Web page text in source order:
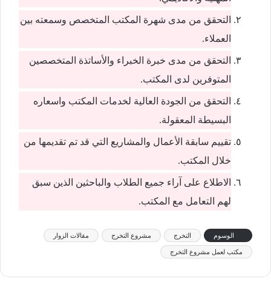
التحقق من مدى شهرة المكتب المتخصص وسمعته بين
العملاء.
التحقق من مدى خبرة الخبراء والأساتذة المتخصصين
المتوفرين لدى المكتب.
التحقق من الجودة العالية لخدمات المكتب واسعاره
البسيطة المعقولة.
تقييم سابقة الأعمال والمشاريع التي قد تم تقديمها من
خلال المكتب.
الاطلاع على آراء جميع الطلاب والباحثين الذين سبق
لهم التعامل مع المكتب.
الوسوم التخرج مشروع التخرج مقالات الزوار
مكتب لعمل مشروع التخرج